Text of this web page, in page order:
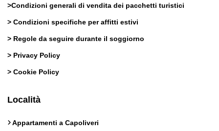
>Condizioni generali di vendita dei pacchetti turistici
> Condizioni specifiche per affitti estivi
> Regole da seguire durante il soggiorno
> Privacy Policy
> Cookie Policy
Località
Appartamenti a Capoliveri